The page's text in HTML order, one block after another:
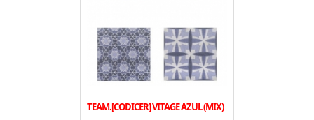
TEAM.[CODICER] VITAGE AZUL (MIX)